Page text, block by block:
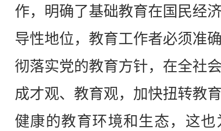
作，明确了基础教育在国民经
导性地位，教育工作者必须准
彻落实党的教育方针，在全社
成才观、教育观，加快扭转教
健康的教育环境和生态，这